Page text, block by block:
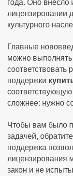
лицензировании
культурного
Главные
можно
поддержки
сложнее: нужно
Чтобы вам было
задачей,
поддержка
лицензирования
закон и не